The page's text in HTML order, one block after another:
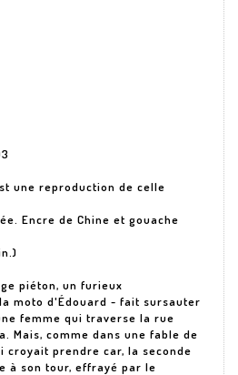
une reproduction de celle
Encre de Chine et gouache
piéton, un furieux
moto d'Édouard - fait sursauter
femme qui traverse la rue
Mais, comme dans une fable de
croyait prendre car, la seconde
à son tour, effrayé par le